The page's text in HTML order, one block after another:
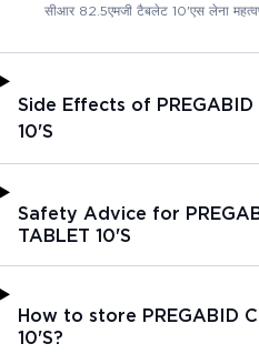
सीआर 82.5एमजी टैबलेट 10'एस लेना
Side Effects of PREGABID
10'S
Safety Advice for
TABLET 10'S
How to store PREGABID
10'S?